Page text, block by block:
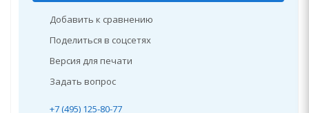
Добавить к сравнению
Поделиться в соцсетях
Версия для печати
Задать вопрос
+7 (495) 125-80-77